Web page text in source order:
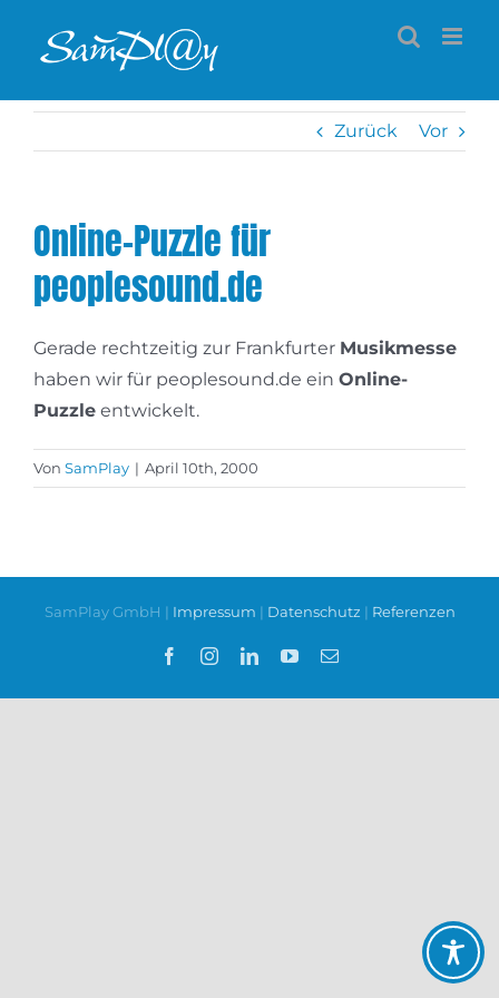
Inhalt
Zurück Vor
Online-Puzzle für
peoplesound.de
Gerade rechtzeitig zur Frankfurter Musikmesse
haben wir für peoplesound.de ein Online-
Puzzle entwickelt.
Von SamPlay | April 10th, 2000
SamPlay GmbH | Impressum | Datenschutz | Referenzen
FacebookInstagramLinkedInYouTube
E-